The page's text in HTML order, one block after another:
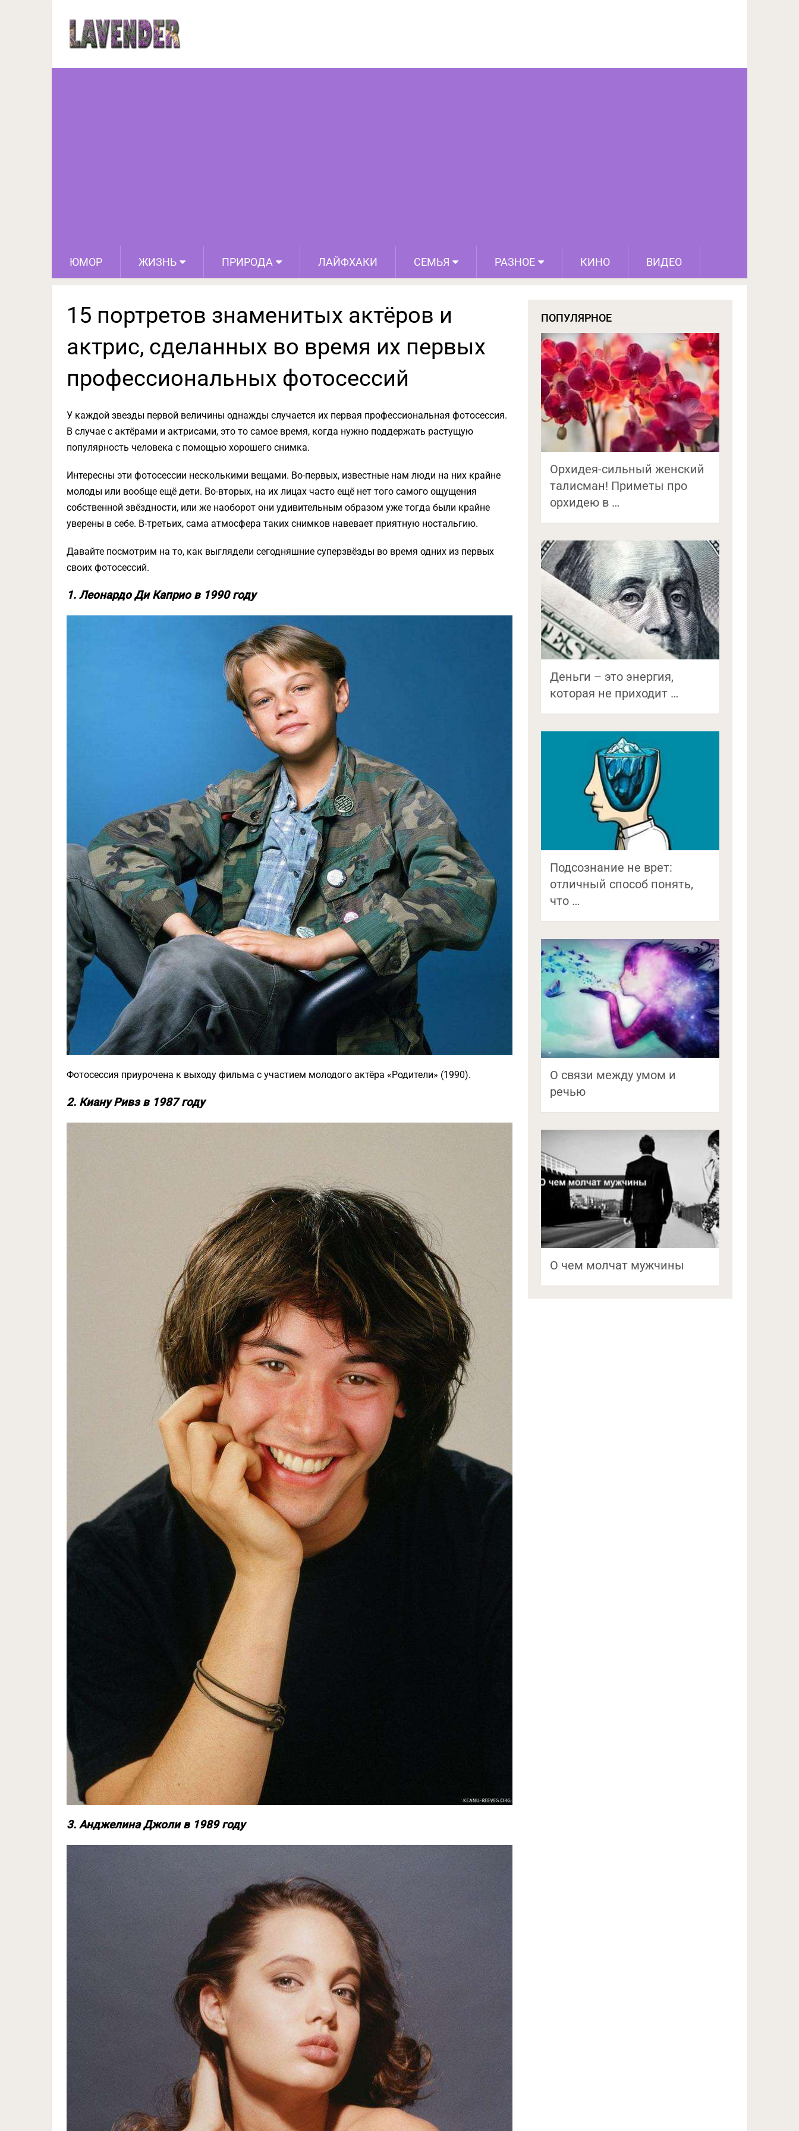
ЮМОР ЖИЗНЬ ПРИРОДА ЛАЙФХАКИ СЕМЬЯ РАЗНОЕ КИНО ВИДЕО
15 портретов знаменитых актёров и актрис, сделанных во
время их первых профессиональных фотосессий
15 портретов знаменитых актёров и
актрис, сделанных во время их первых
профессиональных фотосессий
У каждой звезды первой величины однажды случается их первая профессиональная фотосессия.
В случае с актёрами и актрисами, это то самое время, когда нужно поддержать растущую
популярность человека с помощью хорошего снимка.
Интересны эти фотосессии несколькими вещами. Во-первых, известные нам люди на них крайне
молоды или вообще ещё дети. Во-вторых, на их лицах часто ещё нет того самого ощущения
собственной звёздности, или же наоборот они удивительным образом уже тогда были крайне
уверены в себе. В-третьих, сама атмосфера таких снимков навевает приятную ностальгию.
Давайте посмотрим на то, как выглядели сегодняшние суперзвёзды во время одних из первых
своих фотосессий.
1. Леонардо Ди Каприо в 1990 году
Фотосессия приурочена к выходу фильма с участием молодого актёра «Родители» (1990).
2. Киану Ривз в 1987 году
3. Анджелина Джоли в 1989 году
ПОПУЛЯРНОЕ
Орхидея-сильный женский
талисман! Приметы про
орхидею в …
Деньги – это энергия,
которая не приходит …
Подсознание не врет:
отличный способ понять,
что …
О связи между умом и
речью
О чем молчат мужчины